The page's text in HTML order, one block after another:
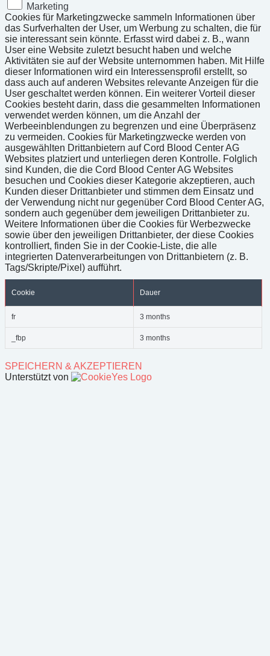
Marketing
Cookies für Marketingzwecke sammeln Informationen über
das Surfverhalten der User, um Werbung zu schalten, die für
sie interessant sein könnte. Erfasst wird dabei z. B., wann
User eine Website zuletzt besucht haben und welche
Aktivitäten sie auf der Website unternommen haben. Mit Hilfe
dieser Informationen wird ein Interessensprofil erstellt, so
dass auch auf anderen Websites relevante Anzeigen für die
User geschaltet werden können. Ein weiterer Vorteil dieser
Cookies besteht darin, dass die gesammelten Informationen
verwendet werden können, um die Anzahl der
Werbeeinblendungen zu begrenzen und eine Überpräsenz
zu vermeiden. Cookies für Marketingzwecke werden von
ausgewählten Drittanbietern auf Cord Blood Center AG
Websites platziert und unterliegen deren Kontrolle. Folglich
sind Kunden, die die Cord Blood Center AG Websites
besuchen und Cookies dieser Kategorie akzeptieren, auch
Kunden dieser Drittanbieter und stimmen dem Einsatz und
der Verwendung nicht nur gegenüber Cord Blood Center AG,
sondern auch gegenüber dem jeweiligen Drittanbieter zu.
Weitere Informationen über die Cookies für Werbezwecke
sowie über den jeweiligen Drittanbieter, der diese Cookies
kontrolliert, finden Sie in der Cookie-Liste, die alle
integrierten Datenverarbeitungen von Drittanbietern (z. B.
Tags/Skripte/Pixel) aufführt.
Cookie Dauer
fr 3 months
_fbp 3 months
SPEICHERN & AKZEPTIEREN
Unterstützt von